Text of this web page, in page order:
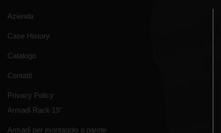
Azienda
Case History
Catalogo
Contatti
Privacy Policy
Armadi Rack 19''
Armadi per montaggio a parete